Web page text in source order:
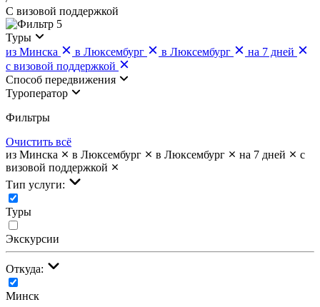
С визовой поддержкой
5
Туры
из Минска
в Люксембург в Люксембург
на 7 дней
с визовой поддержкой
Cпособ передвижения
Туроператор
Фильтры
Очистить всё
из Минска
в Люксембург в Люксембург на 7 дней
с
визовой поддержкой
Тип услуги:
Туры
Экскурсии
Откуда:
Минск